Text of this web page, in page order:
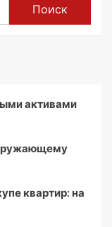
Поиск
активами
квартир: на